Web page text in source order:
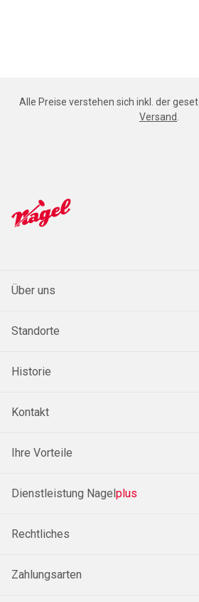
Alle Preise verstehen sich inkl. der
Versand
Über uns
Standorte
Historie
Kontakt
Ihre Vorteile
Dienstleistung Nagelplus
Rechtliches
Zahlungsarten